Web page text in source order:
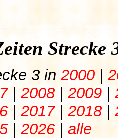
Strecke
3 in 2000 |
| 2008 | 2009 |
| 2017| 2018 |
| 2026 | alle